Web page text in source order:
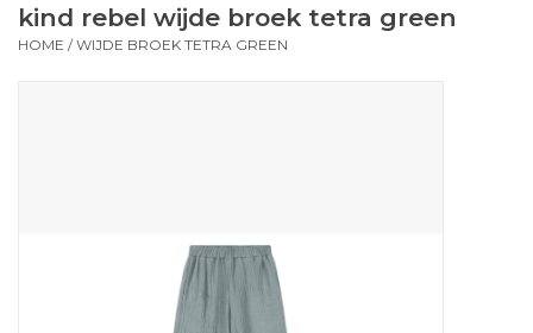
Schoenen
kind rebel wijde broek tetra green
HOME /WIJDE BROEK TETRA GREEN